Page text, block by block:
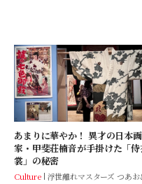
あまりに華やか！ 異才の日本画
家・甲斐荘楠音が手掛けた「侍
裳」の秘密
Culture 浮世離れマスターズ つあお